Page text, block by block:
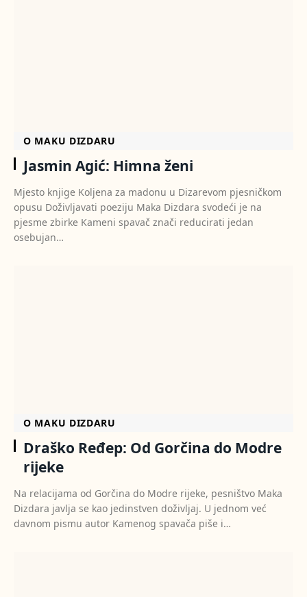
O MAKU DIZDARU
Jasmin Agić: Himna ženi
Mjesto knjige Koljena za madonu u Dizarevom pjesničkom
opusu Doživljavati poeziju Maka Dizdara svodeći je na
pjesme zbirke Kameni spavač znači reducirati jedan
osebujan…
O MAKU DIZDARU
Draško Ređep: Od Gorčina do Modre
rijeke
Na relacijama od Gorčina do Modre rijeke, pesništvo Maka
Dizdara javlja se kao jedinstven doživljaj. U jednom već
davnom pismu autor Kamenog spavača piše i…